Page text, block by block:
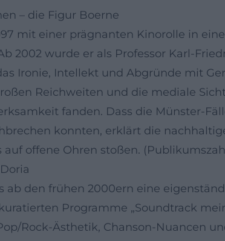
– die Figur Boerne
mit einer prägnanten Kinorolle in
2002 wurde er als Professor Karl-
Ironie, Intellekt und Abgründe mit
Reichweiten und die mediale
fanden. Dass die Münster-
konnten, erklärt die
auf offene Ohren stoßen.
ab den frühen 2000ern eine
Programme „Soundtrack
Rock-Ästhetik, Chanson-Nuancen